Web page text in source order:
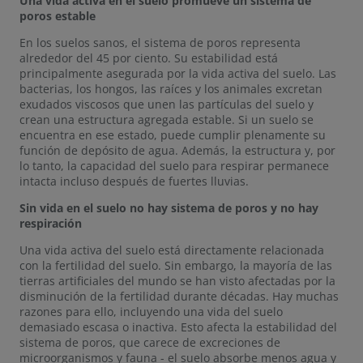
poros estable
En los suelos sanos, el sistema de poros representa
alrededor del 45 por ciento. Su estabilidad está
principalmente asegurada por la vida activa del suelo. Las
bacterias, los hongos, las raíces y los animales excretan
exudados viscosos que unen las partículas del suelo y
crean una estructura agregada estable. Si un suelo se
encuentra en ese estado, puede cumplir plenamente su
función de depósito de agua. Además, la estructura y, por
lo tanto, la capacidad del suelo para respirar permanece
intacta incluso después de fuertes lluvias.
Sin vida en el suelo no hay sistema de poros y no hay
respiración
Una vida activa del suelo está directamente relacionada
con la fertilidad del suelo. Sin embargo, la mayoría de las
tierras artificiales del mundo se han visto afectadas por la
disminución de la fertilidad durante décadas. Hay muchas
razones para ello, incluyendo una vida del suelo
demasiado escasa o inactiva. Esto afecta la estabilidad del
sistema de poros, que carece de excreciones de
microorganismos y fauna - el suelo absorbe menos agua y